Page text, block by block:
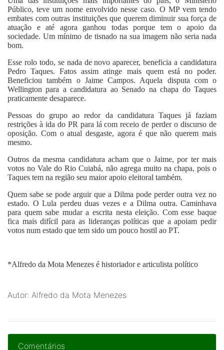
Público, teve um nome envolvido nesse caso. O MP vem tendo
embates com outras instituições que querem diminuir sua força de
atuação e até agora ganhou todas porque tem o apoio da
sociedade. Um mínimo de tisnado na sua imagem não seria nada
bom.
Esse rolo todo, se nada de novo aparecer, beneficia a candidatura
Pedro Taques. Fatos assim atinge mais quem está no poder.
Beneficiou também o Jaime Campos. Aquela disputa com o
Wellington para a candidatura ao Senado na chapa do Taques
praticamente desaparece.
Pessoas do grupo ao redor da candidatura Taques já faziam
restrições à ida do PR para lá com receio de perder o discurso de
oposição. Com o atual desgaste, agora é que não querem mais
mesmo.
Outros da mesma candidatura acham que o Jaime, por ter mais
votos no Vale do Rio Cuiabá, não agrega muito na chapa, pois o
Taques tem na região seu maior apoio eleitoral também.
Quem sabe se pode arguir que a Dilma pode perder outra vez no
estado. O Lula perdeu duas vezes e a Dilma outra. Caminhava
para quem sabe mudar a escrita nesta eleição. Com esse baque
fica mais difícil para as lideranças políticas que a apoiam pedir
votos num estado que tem sido um pouco hostil ao PT.
*Alfredo da Mota Menezes é historiador e articulista político
Autor: Alfredo da Mota Menezes
Comentários